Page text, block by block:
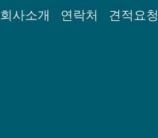
회사소개 연락처 견적요청